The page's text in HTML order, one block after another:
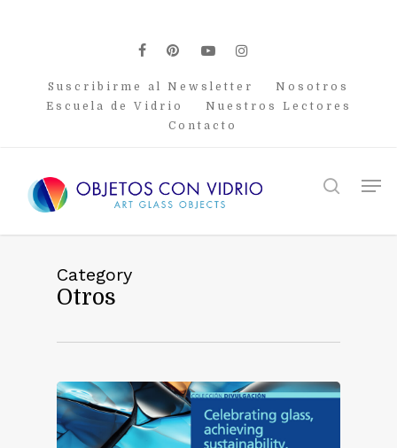
facebook
pinterest
youtubeinstagram
Suscribirme al Newsletter
Nosotros
Escuela de Vidrio
Nuestros Lectores
Contacto
search
Category
Otros